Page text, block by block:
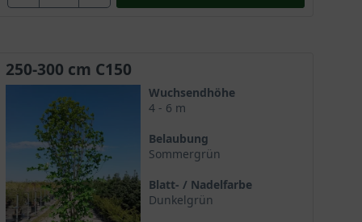
Früchte haben einen Kern und stehen
sandige und humose Böden. Perfekt für ein
aber mit seiner sensationellen Schönheit.
250-300 cm C150
Wuchsendhöhe
4 - 6 m
Belaubung
Sommergrün
Blatt- / Nadelfarbe
Dunkelgrün